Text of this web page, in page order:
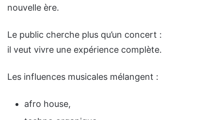
nouvelle ère.
Le public cherche plus qu’un concert :
il veut vivre une expérience complète.
Les influences musicales mélangent :
afro house,